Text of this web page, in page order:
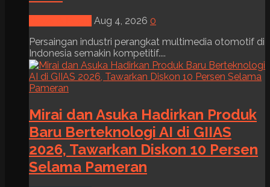
Aug 4, 2026 0
Persaingan industri perangkat multimedia otomotif di
Indonesia semakin kompetitif....
Mirai dan Asuka Hadirkan Produk
Baru Berteknologi AI di GIIAS
2026, Tawarkan Diskon 10 Persen
Selama Pameran